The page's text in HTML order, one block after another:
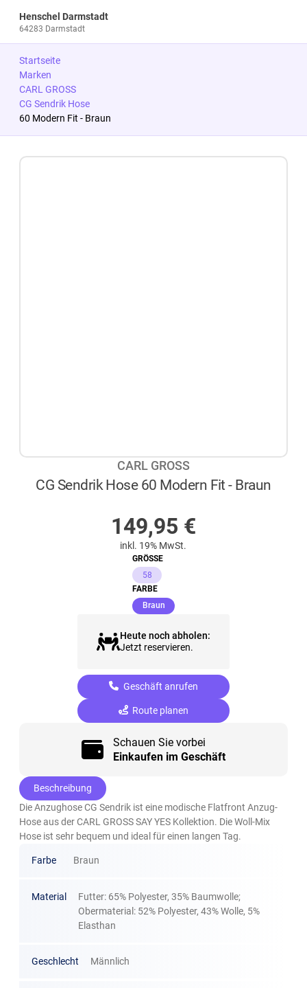
Henschel Darmstadt
64283 Darmstadt
Startseite
Marken
CARL GROSS
CG Sendrik Hose
60 Modern Fit - Braun
CARL GROSS
CG Sendrik Hose 60 Modern Fit - Braun
149,95 €
inkl. 19% MwSt.
GRÖSSE
58
FARBE
Braun(ausgewählt)
Heute noch abholen:
Jetzt reservieren.
Geschäft anrufen
Route planen
Schauen Sie vorbei
Einkaufen im Geschäft
Beschreibung
Die Anzughose CG Sendrik ist eine modische Flatfront Anzug-
Hose aus der CARL GROSS SAY YES Kollektion. Die Woll-Mix
Hose ist sehr bequem und ideal für einen langen Tag.
Farbe Braun
Material
Futter: 65% Polyester, 35% Baumwolle;
Obermaterial: 52% Polyester, 43% Wolle, 5%
Elasthan
Geschlecht Männlich